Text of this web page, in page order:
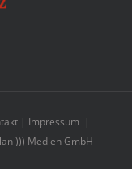
| Impressum |
))) Medien GmbH